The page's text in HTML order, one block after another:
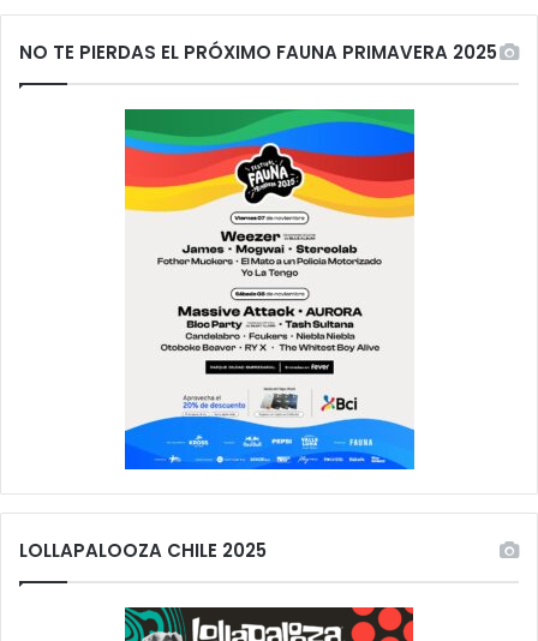
NO TE PIERDAS EL PRÓXIMO FAUNA PRIMAVERA 2025
LOLLAPALOOZA CHILE 2025